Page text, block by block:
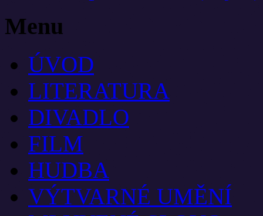
Menu
ÚVOD
LITERATURA
DIVADLO
FILM
HUDBA
VÝTVARNÉ UMĚNÍ